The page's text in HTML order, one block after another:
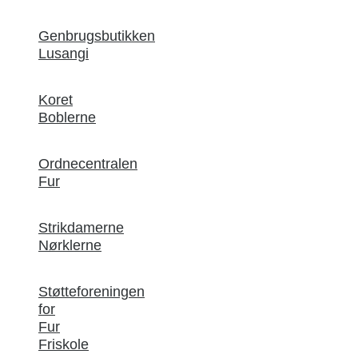
Genbrugsbutikken
Lusangi
Koret
Boblerne
Ordnecentralen
Fur
Strikdamerne
Nørklerne
Støtteforeningen
for
Fur
Friskole